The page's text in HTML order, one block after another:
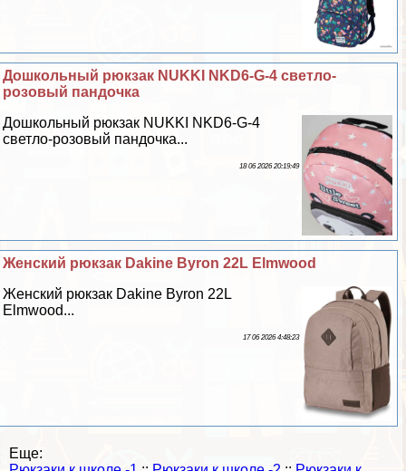
Дошкольный рюкзак NUKKI NKD6-G-4 светло-
розовый пандочка
Дошкольный рюкзак NUKKI NKD6-G-4
светло-розовый пандочка...
18 06 2026 20:19:49
Женский рюкзак Dakine Byron 22L Elmwood
Женский рюкзак Dakine Byron 22L
Elmwood...
17 06 2026 4:48:23
Еще: